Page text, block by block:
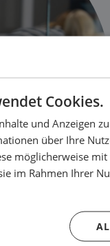
Cookies.
und Anzeigen
über Ihre
möglicherweise
im Rahmen Ihrer